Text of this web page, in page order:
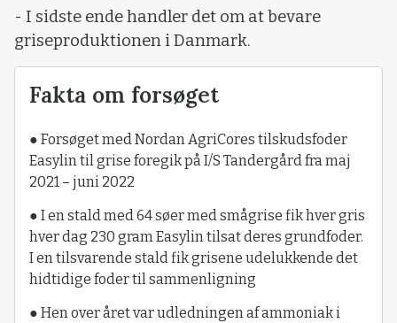
- I sidste ende handler det om at bevare
griseproduktionen i Danmark.
Fakta om forsøget
● Forsøget med Nordan AgriCores tilskudsfoder
Easylin til grise foregik på I/S Tandergård fra maj
2021 – juni 2022
● I en stald med 64 søer med smågrise fik hver gris
hver dag 230 gram Easylin tilsat deres grundfoder.
I en tilsvarende stald fik grisene udelukkende det
hidtidige foder til sammenligning
● Hen over året var udledningen af ammoniak i